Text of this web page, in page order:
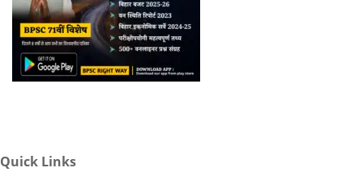
Quick Links